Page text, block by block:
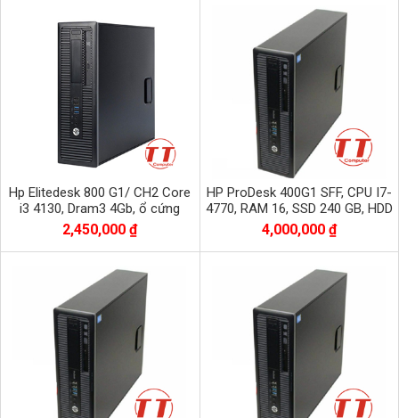
Hp Elitedesk 800 G1/ CH2 Core
i3 4130, Dram3 4Gb, ổ cứng
500Gb
2,450,000 ₫
HP ProDesk 400G1 SFF, CPU I7-
4770, RAM 16, SSD 240 GB, HDD
500 GB
4,000,000 ₫